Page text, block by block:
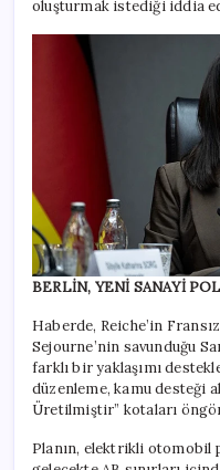
oluşturmak istediği iddia
BERLİN, YENİ SANAYİ
Haberde, Reiche’in
Sejourne’nin savunduğu
farklı bir yaklaşımı
düzenleme, kamu desteği
Üretilmiştir” kotaları
Planın, elektrikli otomobil